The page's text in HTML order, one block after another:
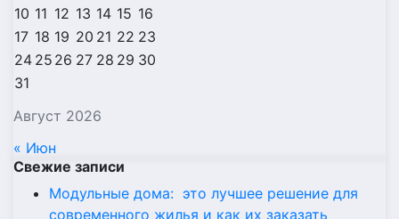
Август 2026
10 11 12 13 14 15 16
17 18 19 20 21 22 23
24 25 26 27 28 29 30
31
« Июн
Свежие записи
Модульные дома: это лучшее решение для
современного жилья и как их заказать